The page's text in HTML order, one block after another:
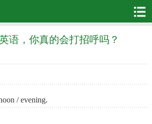
语，你真的会打招呼吗？
/ evening.